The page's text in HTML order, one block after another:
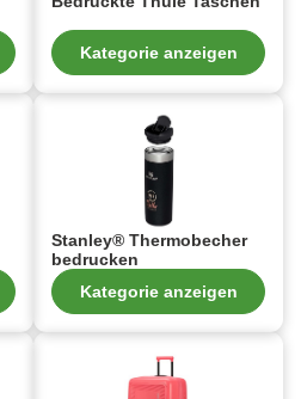
Kategorie anzeigen
Stanley® Thermobecher
bedrucken
Kategorie anzeigen